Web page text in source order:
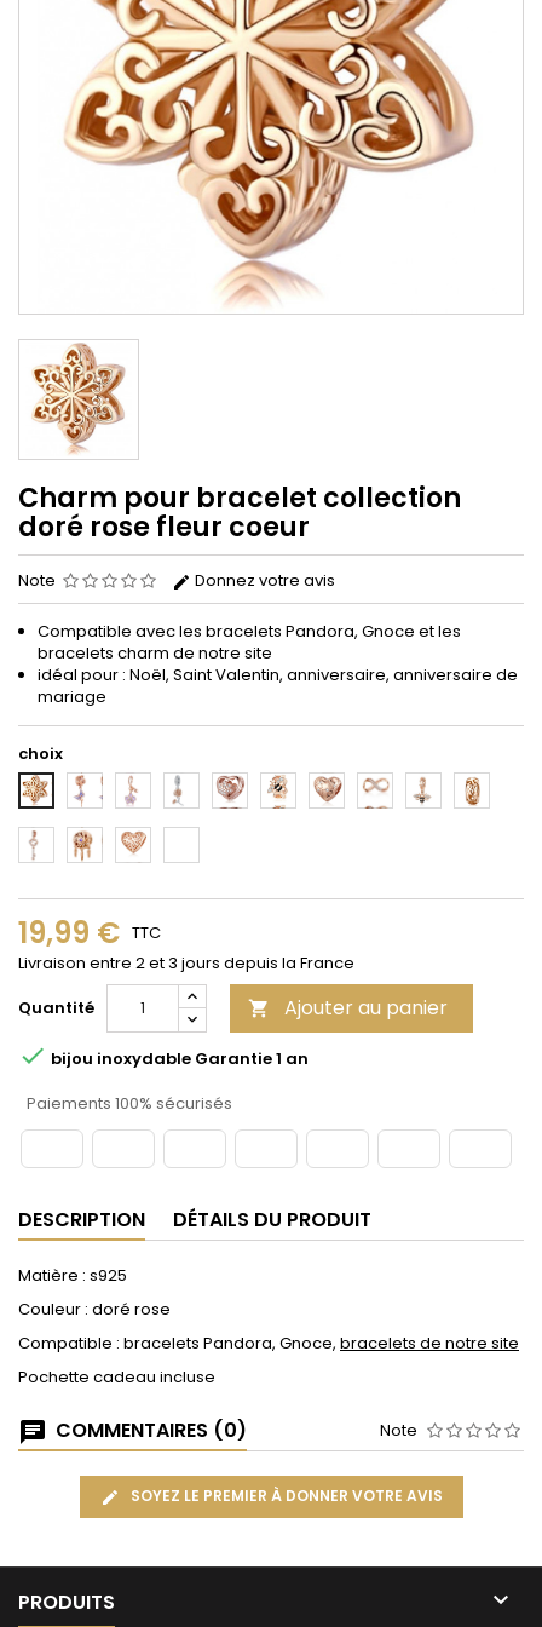
Charm pour bracelet collection
doré rose fleur coeur
Note Donnez votre avis
Compatible avec les bracelets Pandora, Gnoce et les
bracelets charm de notre site
idéal pour : Noël, Saint Valentin, anniversaire, anniversaire de
mariage
choix
1
2 5 6 7 8 10
12 13
19,99 € TTC
Livraison entre 2 et 3 jours depuis la France
Quantité
 Ajouter au panier
 bijou inoxydable Garantie 1 an
Paiements 100% sécurisés
DESCRIPTION DÉTAILS DU PRODUIT
Matière : s925
Couleur : doré rose
Compatible : bracelets Pandora, Gnoce, bracelets de notre site
Pochette cadeau incluse
COMMENTAIRES (0) Note
SOYEZ LE PREMIER À DONNER VOTRE AVIS
PRODUITS 